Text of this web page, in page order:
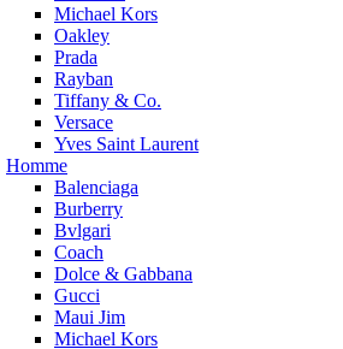
Michael Kors
Oakley
Prada
Rayban
Tiffany & Co.
Versace
Yves Saint Laurent
Homme
Balenciaga
Burberry
Bvlgari
Coach
Dolce & Gabbana
Gucci
Maui Jim
Michael Kors